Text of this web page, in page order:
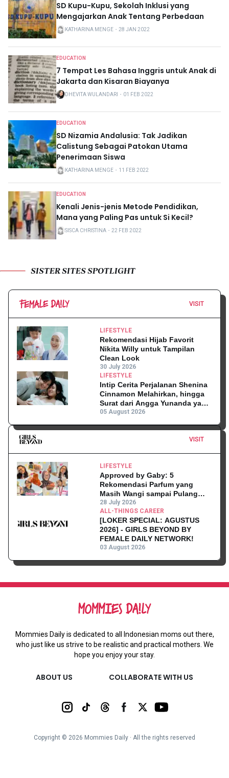
SD Kupu-Kupu, Sekolah Inklusi yang
Mengajarkan Anak Tentang Perbedaan
KATHARINA MENGE ・ 28 JAN 2022
EDUCATION
7 Tempat Les Bahasa Inggris untuk Anak di
Jakarta dan Kisaran Biayanya
DHEVITA WULANDARI ・ 01 FEB 2022
EDUCATION
SD Nizamia Andalusia: Tak Jadikan
Calistung Sebagai Patokan Utama
Penerimaan Siswa
KATHARINA MENGE ・ 11 FEB 2022
EDUCATION
Kenali Jenis-jenis Metode Pendidikan,
Mana yang Paling Pas untuk Si Kecil?
SISCA CHRISTINA ・ 22 FEB 2022
SISTER SITES SPOTLIGHT
VISIT
LIFESTYLE
Rekomendasi Hijab Favorit
Nikita Willy untuk Tampilan
Clean Look
30 July 2026
LIFESTYLE
Intip Cerita Perjalanan Shenina
Cinnamon Melahirkan, hingga
Surat dari Angga Yunanda yang
Mengharukan!
05 August 2026
VISIT
LIFESTYLE
Approved by Gaby: 5
Rekomendasi Parfum yang
Masih Wangi sampai Pulang
Kantor
28 July 2026
ALL-THINGS CAREER
[LOKER SPECIAL: AGUSTUS
2026] - GIRLS BEYOND BY
FEMALE DAILY NETWORK!
03 August 2026
Mommies Daily is dedicated to all Indonesian moms out there,
who just like us strive to be realistic and practical mothers. We
hope you enjoy your stay.
ABOUT US COLLABORATE WITH US
Copyright © 2026 Mommies Daily ∙ All the rights reserved